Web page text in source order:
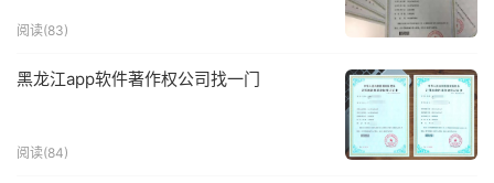
阅读(83)
黑龙江app软件著作权公司找一门
阅读(84)